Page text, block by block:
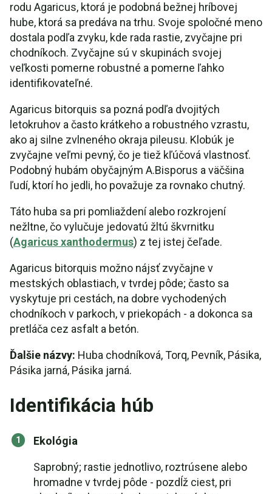
rodu Agaricus, ktorá je podobná bežnej hríbovej
hube, ktorá sa predáva na trhu. Svoje spoločné meno
dostala podľa zvyku, kde rada rastie, zvyčajne pri
chodníkoch. Zvyčajne sú v skupinách svojej
veľkosti pomerne robustné a pomerne ľahko
identifikovateľné.
Agaricus bitorquis sa pozná podľa dvojitých
letokruhov a často krátkeho a robustného vzrastu,
ako aj silne zvlneného okraja pileusu. Klobúk je
zvyčajne veľmi pevný, čo je tiež kľúčová vlastnosť.
Podobný hubám obyčajným A.Bisporus a väčšina
ľudí, ktorí ho jedli, ho považuje za rovnako chutný.
Táto huba sa pri pomliaždení alebo rozkrojení
nežltne, čo vylučuje jedovatú žltú škvrnitku
(Agaricus xanthodermus) z tej istej čeľade.
Agaricus bitorquis možno nájsť zvyčajne v
mestských oblastiach, v tvrdej pôde; často sa
vyskytuje pri cestách, na dobre vychodených
chodníkoch v parkoch, v priekopách - a dokonca sa
pretláča cez asfalt a betón.
Ďalšie názvy: Huba chodníková, Torq, Pevník, Pásika,
Pásika jarná, Pásika jarná.
Identifikácia húb
Ekológia
Saprobný; rastie jednotlivo, roztrúsene alebo
hromadne v tvrdej pôde - pozdĺž ciest, pri